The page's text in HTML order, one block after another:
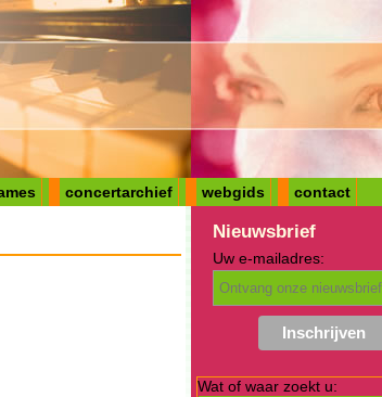
concertarchief webgids contact
Nieuwsbrief
Uw e-mailadres:
Wat of waar zoekt u: